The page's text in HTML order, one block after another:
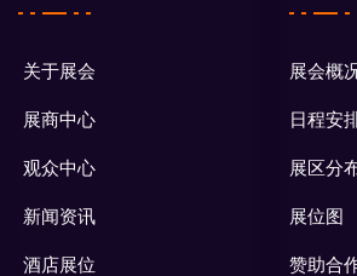
关于展会
展商中心
观众中心
新闻资讯
酒店展位
展会概
日程安
展区分
展位图
赞助合